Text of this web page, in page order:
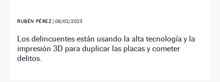
RUBÉN PÉREZ |08/02/2023
Los delincuentes están usando la alta tecnología y la
impresión 3D para duplicar las placas y cometer
delitos.